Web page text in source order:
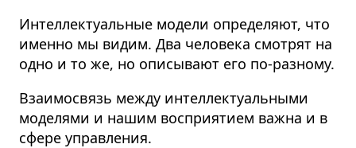
Интеллектуальные модели определяют, что
именно мы видим. Два человека смотрят на
одно и то же, но описывают его по-разному.
Взаимосвязь между интеллектуальными
моделями и нашим восприятием важна и в
сфере управления.